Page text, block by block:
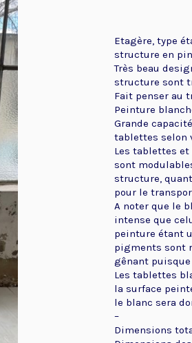
Etagère, type
structure en
Très beau
structure sont
Fait penser au
Peinture
Grande
tablettes selon
Les tablettes
sont
structure,
pour le
A noter que le
intense que
peinture étant
pigments sont
gênant puisque
Les tablettes
la surface
le blanc sera
–
Dimensions